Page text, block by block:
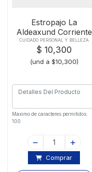
Estropajo La
Aldeaxund Corriente
CUIDADO PERSONAL Y BELLEZA
$ 10,300
(und a $10,300)
Maximo de caracteres permitidos:
100
Comprar